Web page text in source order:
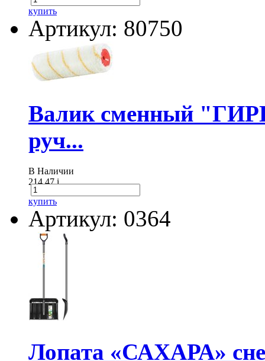
купить
Артикул: 80750
Валик сменный
руч...
В Наличии
214.47i
купить
Артикул: 0364
Лопата «САХАРА»